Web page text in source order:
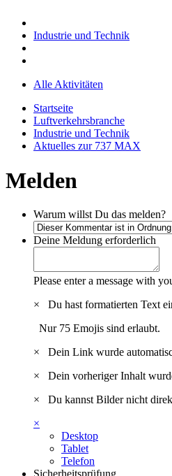
Industrie und Technik
Alle Aktivitäten
Startseite
Luftverkehrsbranche
Industrie und Technik
Aktuelles zur 737 MAX
Melden
Warum willst Du das melden?
Deine Meldung erforderlich
Please enter a message with
×
Du hast formatierten Text
Nur 75 Emojis sind erlaubt.
×
Dein Link wurde
×
Dein vorheriger Inhalt
×
Du kannst Bilder nicht
×
Desktop
Tablet
Telefon